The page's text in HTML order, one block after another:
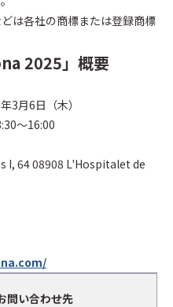
は各社の商標または登録商標
2025」概要
3月6日（木）
～16:00
I, 64 08908 L'Hospitalet de
問い合わせ先